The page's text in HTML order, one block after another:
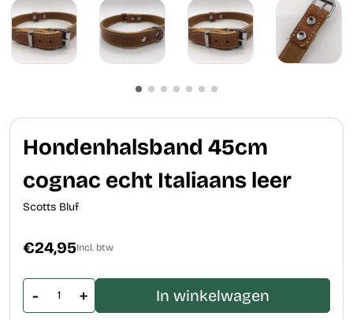
Hondenhalsband 45cm
cognac echt Italiaans leer
Scotts Bluf
€24,95Incl. btw
- + In winkelwagen